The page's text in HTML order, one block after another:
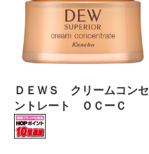
ＤＥＷＳ クリームコンセ
ントレート ＯＣーＣ